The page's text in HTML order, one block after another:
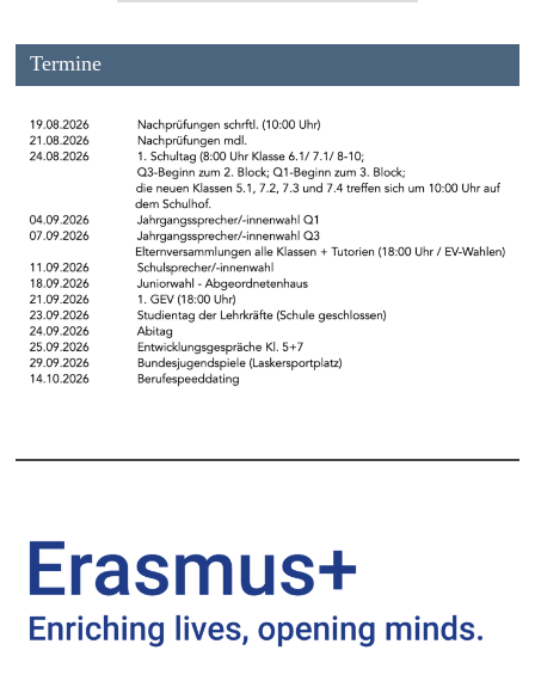
Termine